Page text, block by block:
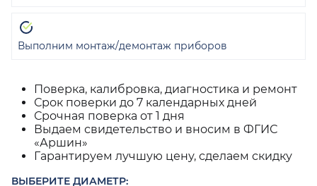
Поверка, калибровка, диагностика и ремонт
Срок поверки до 7 календарных дней
Срочная поверка от 1 дня
Выдаем свидетельство и вносим в ФГИС
«Аршин»
Гарантируем лучшую цену, сделаем скидку
ВЫБЕРИТЕ ДИАМЕТР:
Выполним монтаж/демонтаж приборов